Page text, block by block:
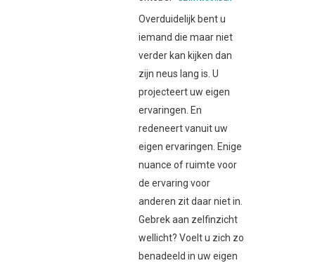
Overduidelijk bent u
iemand die maar niet
verder kan kijken dan
zijn neus lang is. U
projecteert uw eigen
ervaringen. En
redeneert vanuit uw
eigen ervaringen. Enige
nuance of ruimte voor
de ervaring voor
anderen zit daar niet in.
Gebrek aan zelfinzicht
wellicht? Voelt u zich zo
benadeeld in uw eigen